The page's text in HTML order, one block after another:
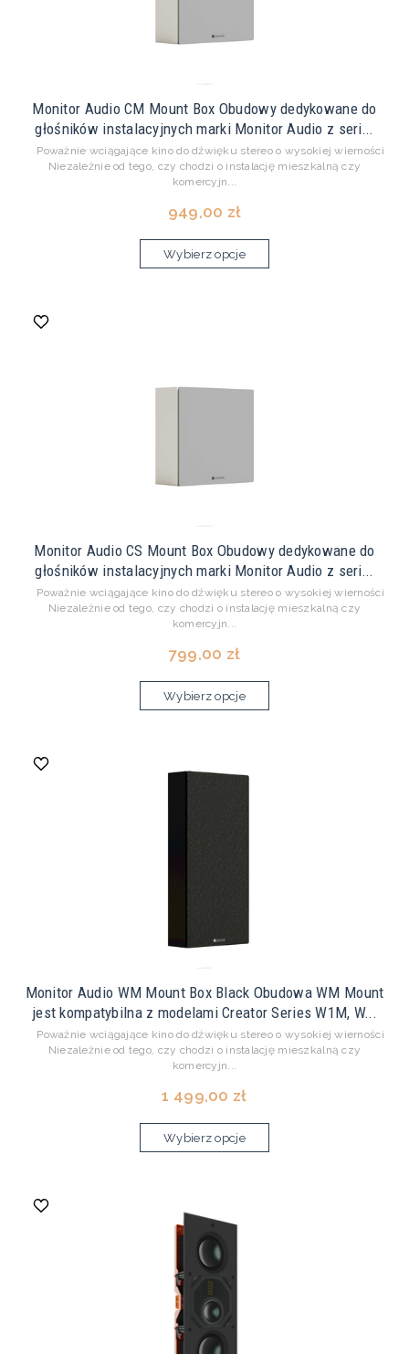
Monitor Audio CM Mount Box Obudowy dedykowane do
głośników instalacyjnych marki Monitor Audio z seri...
Poważnie wciągające kino do dźwięku stereo o wysokiej wierności
Niezależnie od tego, czy chodzi o instalację mieszkalną czy
komercyjn...
949,00 zł
Wybierz opcje
Monitor Audio CS Mount Box Obudowy dedykowane do
głośników instalacyjnych marki Monitor Audio z seri...
Poważnie wciągające kino do dźwięku stereo o wysokiej wierności
Niezależnie od tego, czy chodzi o instalację mieszkalną czy
komercyjn...
799,00 zł
Wybierz opcje
Monitor Audio WM Mount Box Black Obudowa WM Mount
jest kompatybilna z modelami Creator Series W1M, W...
Poważnie wciągające kino do dźwięku stereo o wysokiej wierności
Niezależnie od tego, czy chodzi o instalację mieszkalną czy
komercyjn...
1 499,00 zł
Wybierz opcje